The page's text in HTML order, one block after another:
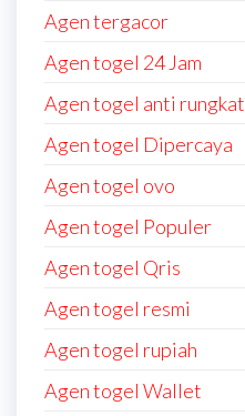
Agen tergacor
Agen togel 24 Jam
Agen togel anti rungkat
Agen togel Dipercaya
Agen togel ovo
Agen togel Populer
Agen togel Qris
Agen togel resmi
Agen togel rupiah
Agen togel Wallet